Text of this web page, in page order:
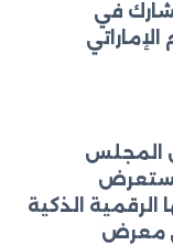
في
المجلس
تستعرض
الرقمية الذكية
معرض